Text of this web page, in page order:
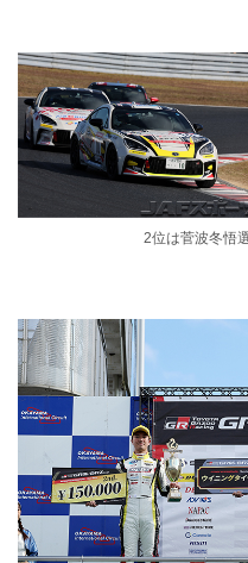
2位は菅波冬悟